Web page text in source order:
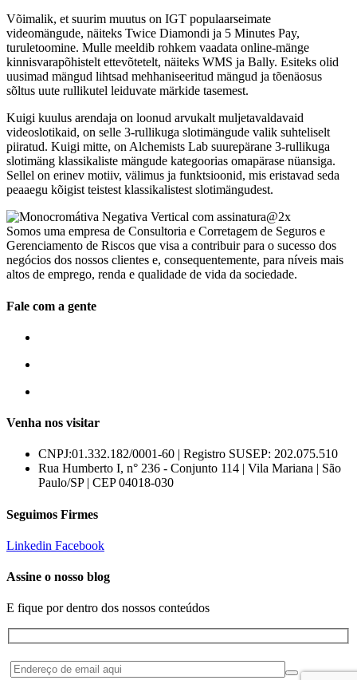
Võimalik, et suurim muutus on IGT populaarseimate
videomängude, näiteks Twice Diamondi ja 5 Minutes Pay,
turuletoomine. Mulle meeldib rohkem vaadata online-mänge
kinnisvarapõhistelt ettevõtetelt, näiteks WMS ja Bally. Esiteks olid
uusimad mängud lihtsad mehhaniseeritud mängud ja tõenäosus
sõltus uute rullikutel leiduvate märkide tasemest.
Kuigi kuulus arendaja on loonud arvukalt muljetavaldavaid
videoslotikaid, on selle 3-rullikuga slotimängude valik suhteliselt
piiratud. Kuigi mitte, on Alchemists Lab suurepärane 3-rullikuga
slotimäng klassikaliste mängude kategoorias omapärase nüansiga.
Sellel on erinev motiiv, välimus ja funktsioonid, mis eristavad seda
peaaegu kõigist teistest klassikalistest slotimängudest.
Somos uma empresa de Consultoria e Corretagem de Seguros e
Gerenciamento de Riscos que visa a contribuir para o sucesso dos
negócios dos nossos clientes e, consequentemente, para níveis mais
altos de emprego, renda e qualidade de vida da sociedade.
Fale com a gente
Venha nos visitar
CNPJ:01.332.182/0001-60 | Registro SUSEP: 202.075.510
Rua Humberto I, n° 236 - Conjunto 114 | Vila Mariana | São
Paulo/SP | CEP 04018-030
Seguimos Firmes
Linkedin Facebook
Assine o nosso blog
E fique por dentro dos nossos conteúdos